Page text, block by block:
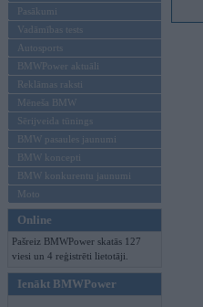
Pasākumi
Vadāmības tests
Autosports
BMWPower aktuāli
Reklāmas raksti
Mēneša BMW
Sērijveida tūnings
BMW pasaules jaunumi
BMW koncepti
BMW konkurentu jaunumi
Moto
Online
Pašreiz BMWPower skatās 127
viesi un 4 reģistrēti lietotāji.
Ienākt BMWPower